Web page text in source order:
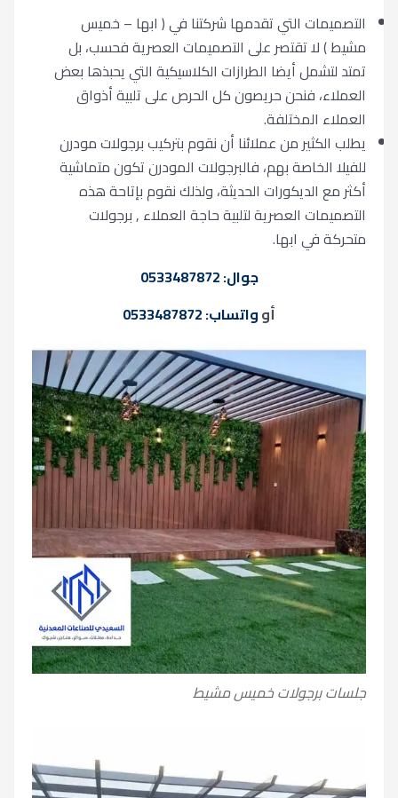
التصميمات التي تقدمها شركتنا في ( ابها – خميس
مشيط ) لا تقتصر على التصميمات العصرية فحسب، بل
تمتد لتشمل أيضا الطرازات الكلاسيكية التي يحبذها بعض
العملاء، فنحن حريصون كل الحرص على تلبية أذواق
العملاء المختلفة.
يطلب الكثير من عملائنا أن نقوم بتركيب برجولات مودرن
للفيلا الخاصة بهم، فالبرجولات المودرن تكون متماشية
أكثر مع الديكورات الحديثة، ولذلك نقوم بإتاحة هذه
التصميمات العصرية لتلبية حاجة العملاء , برجولات
متحركة في ابها.
جوال: 0533487872
أوواتساب: 0533487872
جلسات برجولات خميس مشيط